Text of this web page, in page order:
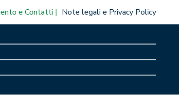
e Contatti Note legali e Privacy Policy